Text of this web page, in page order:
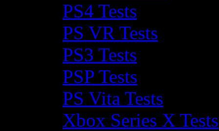
PS4 Tests
PS VR Tests
PS3 Tests
PSP Tests
PS Vita Tests
Xbox Series X Tests